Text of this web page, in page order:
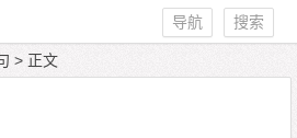
搜索
导航
> 正文